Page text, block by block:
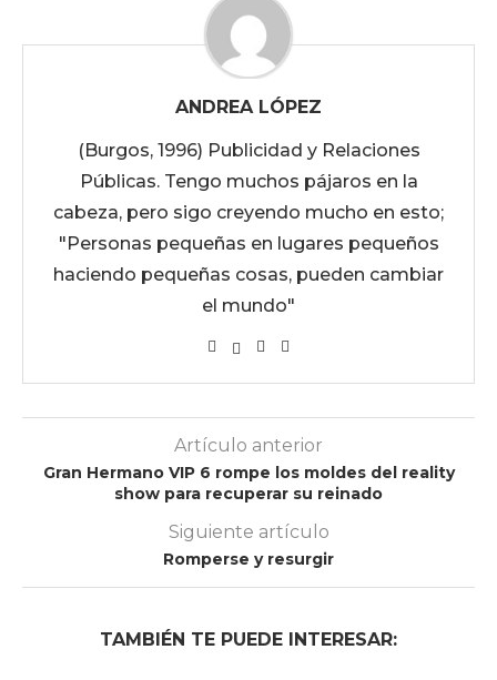
ANDREA LÓPEZ
(Burgos, 1996) Publicidad y Relaciones
Públicas. Tengo muchos pájaros en la
cabeza, pero sigo creyendo mucho en esto;
"Personas pequeñas en lugares pequeños
haciendo pequeñas cosas, pueden cambiar
el mundo"
Artículo anterior
Gran Hermano VIP 6 rompe los moldes del reality
show para recuperar su reinado
Siguiente artículo
Romperse y resurgir
TAMBIÉN TE PUEDE INTERESAR: